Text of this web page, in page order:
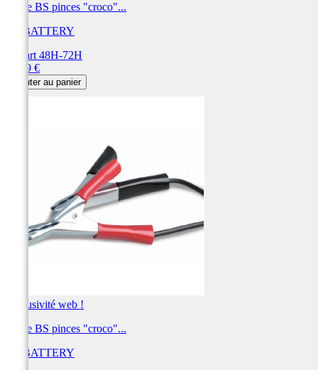
Cable BS pinces "croco"...
BS BATTERY
Départ 48H-72H
15,49 €
Ajouter au panier
Exclusivité web !
Cable BS pinces "croco"...
BS BATTERY